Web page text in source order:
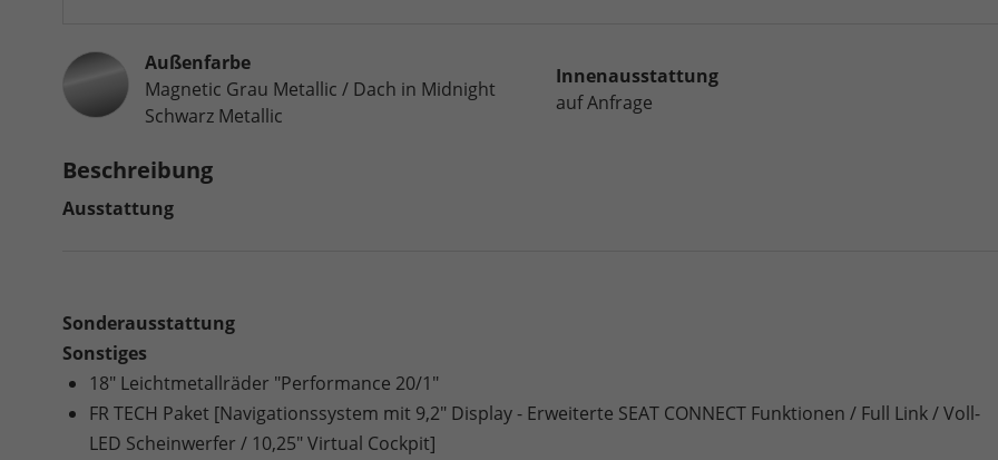
Außenfarbe
Magnetic Grau Metallic / Dach in Midnight
Schwarz Metallic
Innenausstattung
auf Anfrage
Beschreibung
Ausstattung
Sonderausstattung
Sonstiges
18" Leichtmetallräder "Performance 20/1"
FR TECH Paket [Navigationssystem mit 9,2" Display - Erweiterte SEAT CONNECT Funktionen / Full Link / Voll-
LED Scheinwerfer / 10,25" Virtual Cockpit]